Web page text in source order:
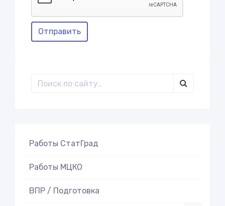
Отправить
Работы СтатГрад
Работы МЦКО
ВПР / Подготовка